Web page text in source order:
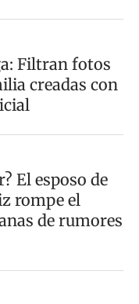
Filtran fotos
creadas con
El esposo de
rompe el
de rumores